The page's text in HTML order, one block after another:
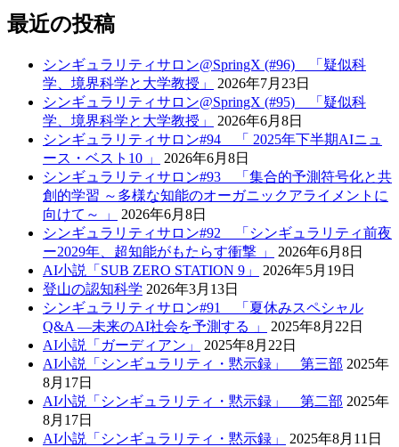
最近の投稿
シンギュラリティサロン@SpringX (#96) 「疑似科
学、境界科学と大学教授」
2026年7月23日
シンギュラリティサロン@SpringX (#95) 「疑似科
学、境界科学と大学教授」
2026年6月8日
シンギュラリティサロン#94 「 2025年下半期AIニュ
ース・ベスト10 」
2026年6月8日
シンギュラリティサロン#93 「集合的予測符号化と共
創的学習 ～多様な知能のオーガニックアライメントに
向けて～ 」
2026年6月8日
シンギュラリティサロン#92 「シンギュラリティ前夜
ー2029年、超知能がもたらす衝撃 」
2026年6月8日
AI小説「SUB ZERO STATION 9」
2026年5月19日
登山の認知科学 2026年3月13日
シンギュラリティサロン#91 「夏休みスペシャル
Q&A —未来のAI社会を予測する 」
2025年8月22日
AI小説「ガーディアン」
2025年8月22日
AI小説「シンギュラリティ・黙示録」 第三部 2025年
8月17日
AI小説「シンギュラリティ・黙示録」 第二部 2025年
8月17日
AI小説「シンギュラリティ・黙示録」
2025年8月11日